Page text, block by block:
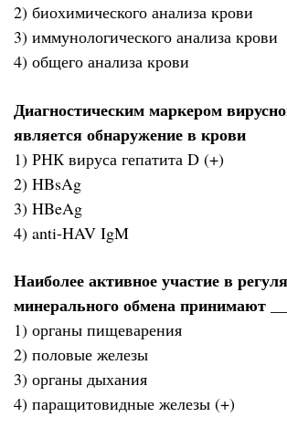
2) биохимического анализа крови
3) иммунологического анализа крови
4) общего анализа крови
Диагностическим маркером
является обнаружение в крови
1) РНК вируса гепатита D (+)
2) HBsAg
3) HBeAg
4) anti-HAV IgM
Наиболее активное участие в
минерального обмена принимают
1) органы пищеварения
2) половые железы
3) органы дыхания
4) паращитовидные железы (+)